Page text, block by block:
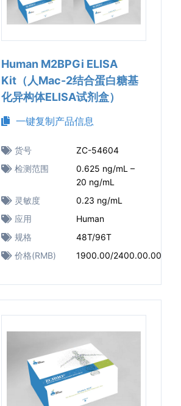
Human M2BPGi ELISA
Kit（人Mac-2结合蛋白糖基
化异构体ELISA试剂盒）
一键复制产品信息
货号
ZC-54604
检测范围
0.625 ng/mL –
20 ng/mL
灵敏度
0.23 ng/mL
应用
Human
规格
48T/96T
价格(RMB)
1900.00/2400.00.00